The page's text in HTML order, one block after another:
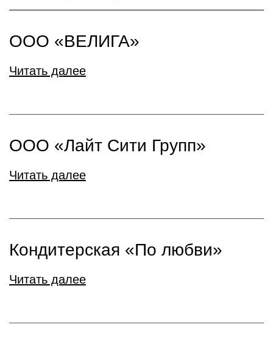
ООО «ВЕЛИГА»
Читать далее
ООО «Лайт Сити Групп»
Читать далее
Кондитерская «По любви»
Читать далее